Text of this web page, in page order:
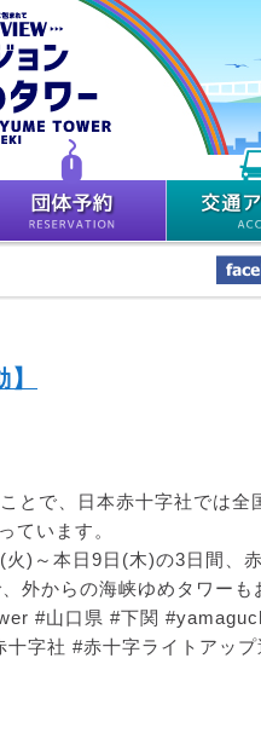
とで、日本赤十字社では全
ています。
)～本日9日(木)の3日間、
外からの海峡ゆめタワーも
#山口県 #下関
字社 #赤十字ライトアッ